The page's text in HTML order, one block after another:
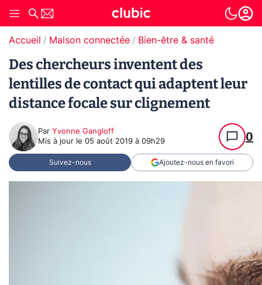
Accueil Maison connectée Bien-être & santé
Des chercheurs inventent des
lentilles de contact qui adaptent leur
distance focale sur clignement
Par Yvonne Gangloff
Mis à jour le 05 août 2019 à 09h29 0
Suivez-nous Ajoutez-nous en favori